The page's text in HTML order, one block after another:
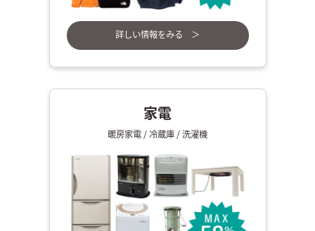
詳しい情報をみる ＞
家電
暖房家電 / 冷蔵庫 / 洗濯機